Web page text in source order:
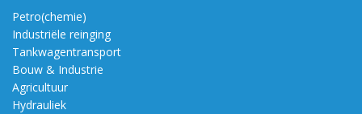
Petro(chemie)
Industriële reinging
Tankwagentransport
Bouw & Industrie
Agricultuur
Hydrauliek